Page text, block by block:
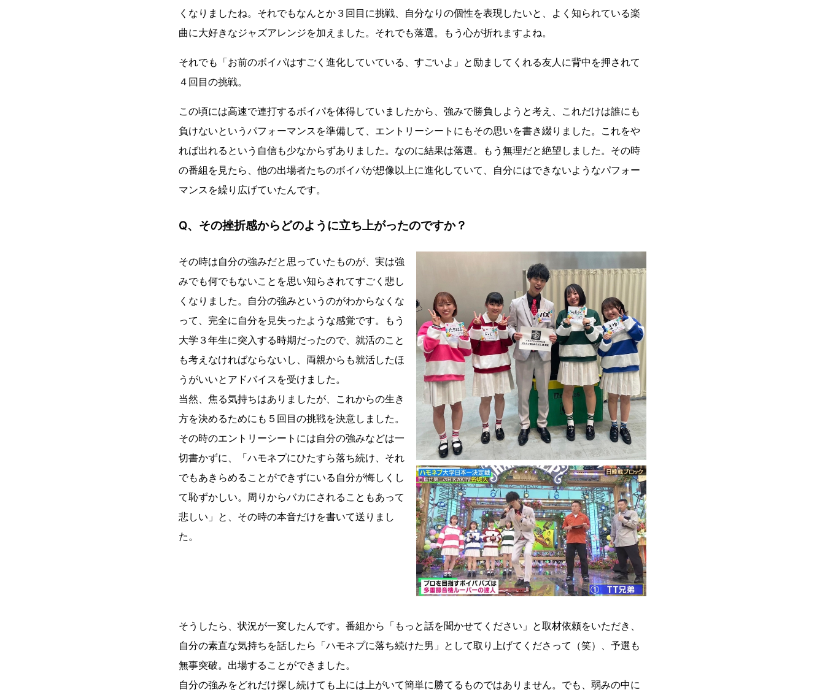
くなりましたね。それでもなんとか３回目に挑戦、自分なりの個性を表現したいと、よく知られている楽
曲に大好きなジャズアレンジを加えました。それでも落選。もう心が折れますよね。
それでも「お前のボイパはすごく進化していている、すごいよ」と励ましてくれる友人に背中を押されて
４回目の挑戦。
この頃には高速で連打するボイパを体得していましたから、強みで勝負しようと考え、これだけは誰にも
負けないというパフォーマンスを準備して、エントリーシートにもその思いを書き綴りました。これをや
れば出れるという自信も少なからずありました。なのに結果は落選。もう無理だと絶望しました。その時
の番組を見たら、他の出場者たちのボイパが想像以上に進化していて、自分にはできないようなパフォー
マンスを繰り広げていたんです。
Q、その挫折感からどのように立ち上がったのですか？
その時は自分の強みだと思っていたものが、実は強
みでも何でもないことを思い知らされてすごく悲し
くなりました。自分の強みというのがわからなくな
って、完全に自分を見失ったような感覚です。もう
大学３年生に突入する時期だったので、就活のこと
も考えなければならないし、両親からも就活したほ
うがいいとアドバイスを受けました。
当然、焦る気持ちはありましたが、これからの生き
方を決めるためにも５回目の挑戦を決意しました。
その時のエントリーシートには自分の強みなどは一
切書かずに、「ハモネプにひたすら落ち続け、それ
でもあきらめることができずにいる自分が悔しくし
て恥ずかしい。周りからバカにされることもあって
悲しい」と、その時の本音だけを書いて送りまし
た。
そうしたら、状況が一変したんです。番組から「もっと話を聞かせてください」と取材依頼をいただき、
自分の素直な気持ちを話したら「ハモネプに落ち続けた男」として取り上げてくださって（笑）、予選も
無事突破。出場することができました。
自分の強みをどれだけ探し続けても上には上がいて簡単に勝てるものではありません。でも、弱みの中に